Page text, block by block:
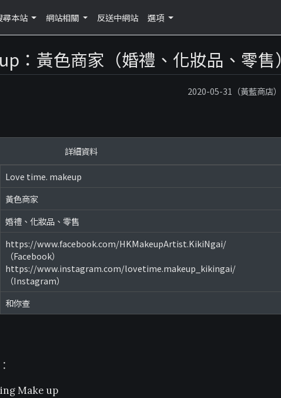
尋本站 網站相關 反送中網站 選項
：黃色商家（婚禮、化妝品、零售）
2020-05-31（黃藍商店）
詳細資料
Love time. makeup
黃色商家
婚禮、化妝品、零售
https://www.facebook.com/HKMakeupArtist.KikiNgai/
（Facebook）
https://www.instagram.com/lovetime.makeup_kikingai/
（Instagram）
和你查
Make up